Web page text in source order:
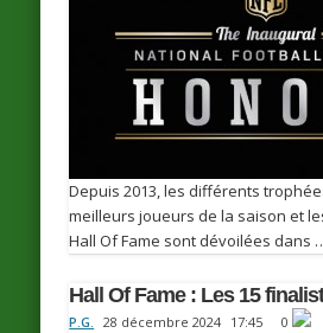
Depuis 2013, les différents
meilleurs joueurs de la saison et
Hall Of Fame sont dévoilées dans
Hall Of Fame : Les 15
P.G. 28 décembre 2024 17:45 0